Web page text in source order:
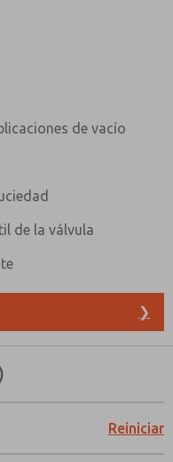
de vacío
de la válvula
❯
Reiniciar